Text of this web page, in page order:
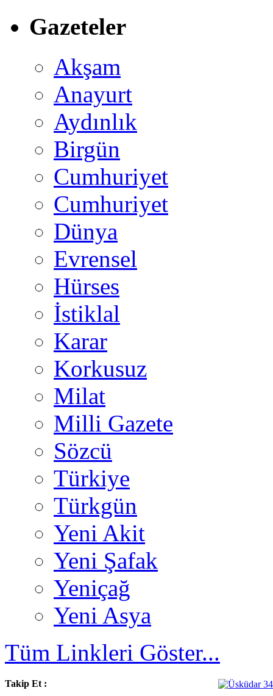
Gazeteler
Akşam
Anayurt
Aydınlık
Birgün
Cumhuriyet
Cumhuriyet
Dünya
Evrensel
Hürses
İstiklal
Karar
Korkusuz
Milat
Milli Gazete
Sözcü
Türkiye
Türkgün
Yeni Akit
Yeni Şafak
Yeniçağ
Yeni Asya
Tüm Linkleri Göster...
Takip Et :